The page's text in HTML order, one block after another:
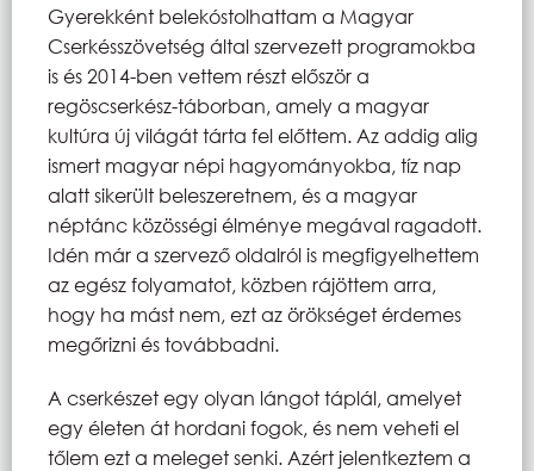
Gyerekként belekóstolhattam a Magyar
Cserkésszövetség által szervezett programokba
is és 2014-ben vettem részt először a
regöscserkész-táborban, amely a magyar
kultúra új világát tárta fel előttem. Az addig alig
ismert magyar népi hagyományokba, tíz nap
alatt sikerült beleszeretnem, és a magyar
néptánc közösségi élménye megával ragadott.
Idén már a szervező oldalról is megfigyelhettem
az egész folyamatot, közben rájöttem arra,
hogy ha mást nem, ezt az örökséget érdemes
megőrizni és továbbadni.
A cserkészet egy olyan lángot táplál, amelyet
egy életen át hordani fogok, és nem veheti el
tőlem ezt a meleget senki. Azért jelentkeztem a